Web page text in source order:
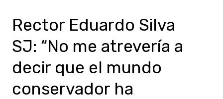
Rector Eduardo Silva
SJ: “No me atrevería a
decir que el mundo
conservador ha